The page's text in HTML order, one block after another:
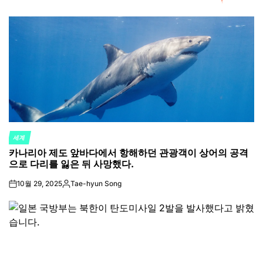
POSTED
IN
세계
카나리아 제도 앞바다에서 항해하던 관광객이 상어의 공격
으로 다리를 잃은 뒤 사망했다.
on10월 29, 2025Posted
Tae-hyun Song